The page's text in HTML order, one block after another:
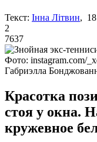
Текст: Інна Літвин, 18
2
7637
Фото: instagram.com/
Габриэлла
Красотка
стоя у окна.
кружевное